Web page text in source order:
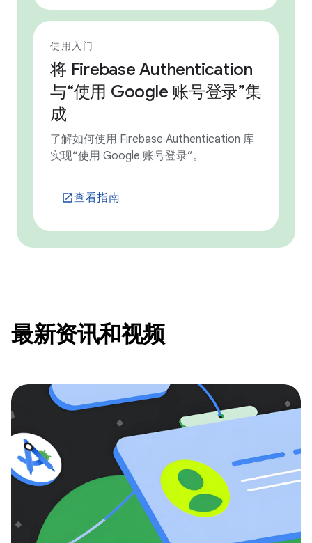
使用入门
将 Firebase Authentication
与“使用 Google 账号登录”集
成
了解如何使用 Firebase Authentication 库
实现“使用 Google 账号登录”。
launch查看指南
最新资讯和视频